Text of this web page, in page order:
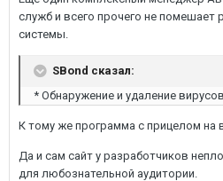
служб и всего прочего не помешает
системы.
SBond сказал:
* Обнаружение и удаление
К тому же программа с прицелом на
Да и сам сайт у разработчиков
для любознательной аудитории.